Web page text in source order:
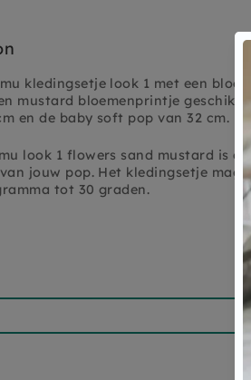
kledingsetje look 1 met een
mustard bloemenprintje geschikt
en de baby soft pop van 32 cm.
look 1 flowers sand mustard is
jouw pop. Het kledingsetje mag
tot 30 graden.